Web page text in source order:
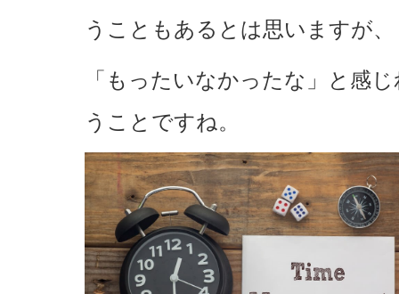
うこともあるとは思いますが、
「もったいなかったな」と感
うことですね。